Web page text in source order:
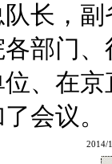
长，
部门
、在
会议。
2014/